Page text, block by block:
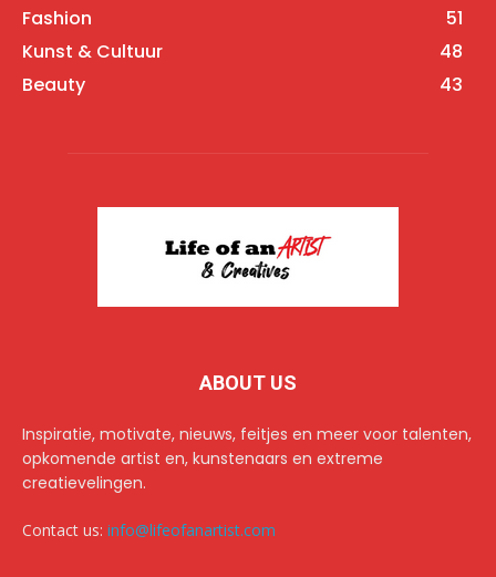
Fashion
51
Kunst & Cultuur
48
Beauty
43
ABOUT US
Inspiratie, motivate, nieuws, feitjes en meer voor talenten,
opkomende artist en, kunstenaars en extreme
creatievelingen.
Contact us: info@lifeofanartist.com